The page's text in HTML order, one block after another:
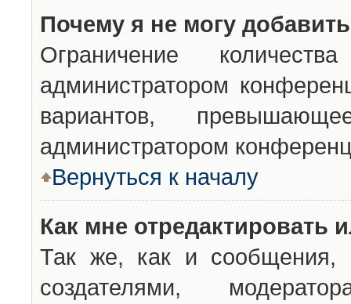
Почему я не могу
Ограничение
администратором
вариантов,
администратором
Вернуться к началу
Как мне отредактировать
Так же, как и сообщения,
создателями,